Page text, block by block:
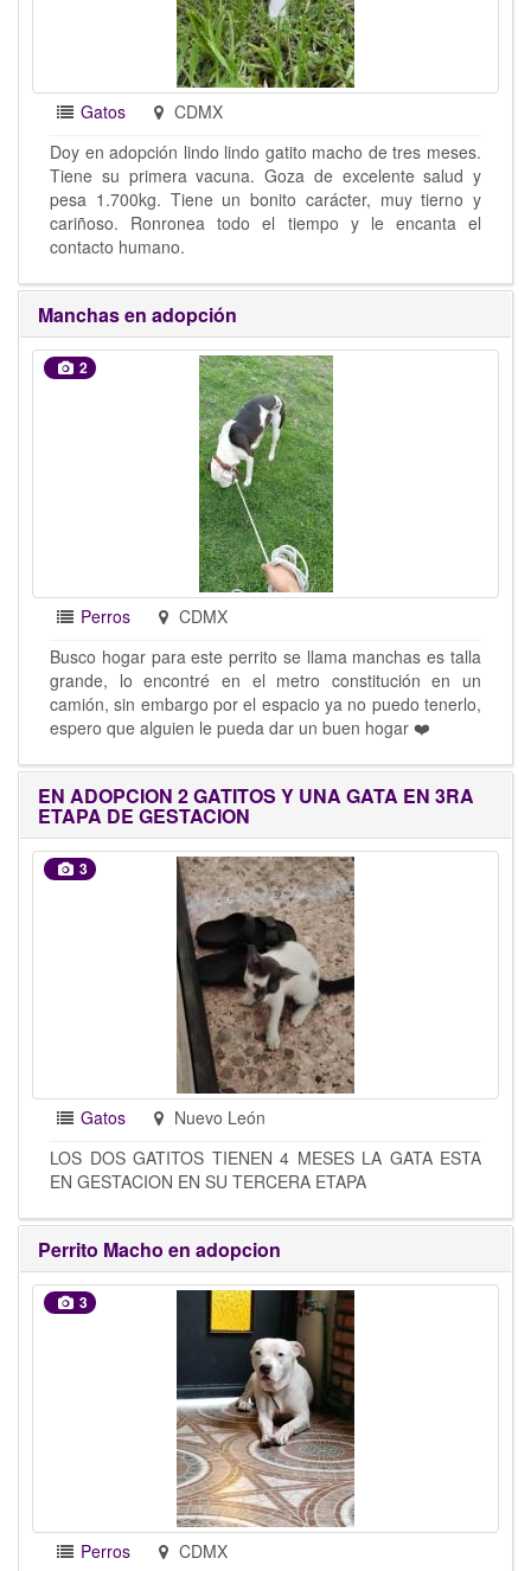
Gatos
CDMX
Doy en adopción lindo lindo gatito macho de tres meses.
Tiene su primera vacuna. Goza de excelente salud y
pesa 1.700kg. Tiene un bonito carácter, muy tierno y
cariñoso. Ronronea todo el tiempo y le encanta el
contacto humano.
Manchas en adopción
2
Perros
CDMX
Busco hogar para este perrito se llama manchas es talla
grande, lo encontré en el metro constitución en un
camión, sin embargo por el espacio ya no puedo tenerlo,
espero que alguien le pueda dar un buen hogar ❤️
EN ADOPCION 2 GATITOS Y UNA GATA EN 3RA
ETAPA DE GESTACION
3
Gatos
Nuevo León
LOS DOS GATITOS TIENEN 4 MESES LA GATA ESTA
EN GESTACION EN SU TERCERA ETAPA
Perrito Macho en adopcion
3
Perros
CDMX